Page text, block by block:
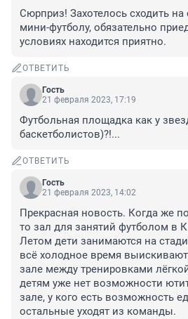
Сюрприз! Захотелось сходить
мини-футболу, обязательно
условиях находится приятно.
ОТВЕТИТЬ
Гость
21 февраля 2023, 17:19
Футбольная площадка как у
баскетболистов)?!...
ОТВЕТИТЬ
Гость
21 февраля 2023, 14:02
Прекрасная новость. Когда же
то зал для занятий футболом в
Летом дети занимаются на
всё холодное время
зале между тренировками
детям уже нет возможности
зале, у кого есть возможность
остальные уходят из команды.